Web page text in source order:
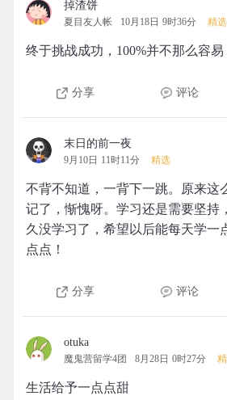
掉渣饼
夏目友人帐 10月18日 9时36分 精选
终于挑战成功，100%并不那么容易
分享 评论
末日的前一夜
9月10日 11时11分 精选
不背不知道，一背下一跳。原来这
记了，惭愧呀。学习还是需要坚持
久没学习了，希望以后能每天学一
点点！
分享 评论
otuka
魔鬼营留学4团 8月28日 0时27分
生活给予一点点甜